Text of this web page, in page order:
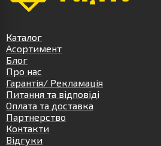
Каталог
Асортимент
Блог
Про нас
Гарантія/ Рекламація
Питання та відповіді
Оплата та доставка
Партнерство
Контакти
Відгуки